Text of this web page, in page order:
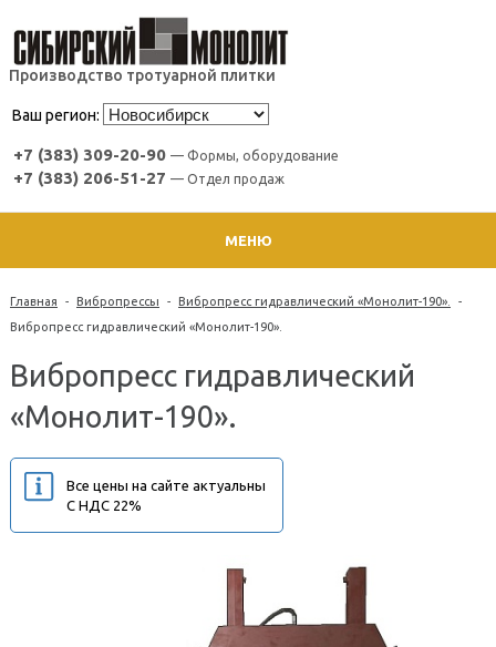
Производство тротуарной плитки
Ваш регион:
+7 (383) 309-20-90 — Формы, оборудование
+7 (383) 206-51-27 — Отдел продаж
МЕНЮ
Главная - Вибропрессы - Вибропресс гидравлический «Монолит-190».
-
Вибропресс гидравлический «Монолит-190».
Вибропресс гидравлический
«Монолит-190».
Все цены на сайте актуальны
С НДС 22%